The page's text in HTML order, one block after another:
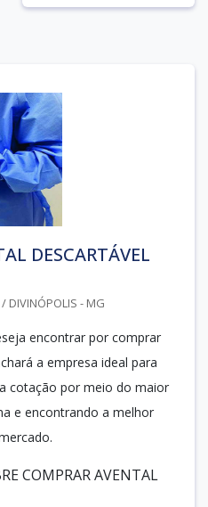
DESCARTÁVEL
/ DIVINÓPOLIS - MG
encontrar por comprar
a empresa ideal para
cotação por meio do maior
e encontrando a melhor
COMPRAR AVENTAL